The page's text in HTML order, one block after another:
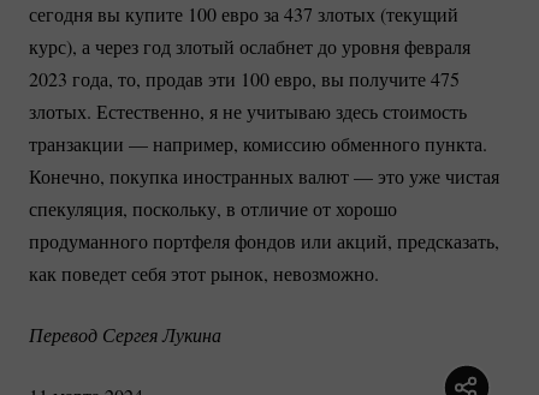
сегодня вы купите 100 евро за 437 злотых (текущий
курс), а через год злотый ослабнет до уровня февраля
2023 года, то, продав эти 100 евро, вы получите 475
злотых. Естественно, я не учитываю здесь стоимость
транзакции — например, комиссию обменного пункта.
Конечно, покупка иностранных валют — это уже чистая
спекуляция, поскольку, в отличие от хорошо
продуманного портфеля фондов или акций, предсказать,
как поведет себя этот рынок, невозможно.
Перевод Сергея Лукина